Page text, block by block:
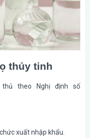
thủy tinh
theo Nghị định số
xuất nhập khẩu.